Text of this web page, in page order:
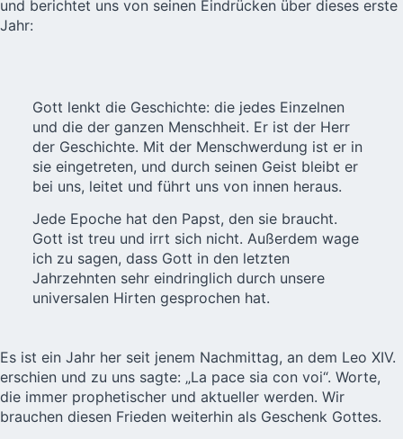
und berichtet uns von seinen Eindrücken über dieses erste
Jahr:
Gott lenkt die Geschichte: die jedes Einzelnen
und die der ganzen Menschheit. Er ist der Herr
der Geschichte. Mit der Menschwerdung ist er in
sie eingetreten, und durch seinen Geist bleibt er
bei uns, leitet und führt uns von innen heraus.
Jede Epoche hat den Papst, den sie braucht.
Gott ist treu und irrt sich nicht. Außerdem wage
ich zu sagen, dass Gott in den letzten
Jahrzehnten sehr eindringlich durch unsere
universalen Hirten gesprochen hat.
Es ist ein Jahr her seit jenem Nachmittag, an dem Leo XIV.
erschien und zu uns sagte: „La pace sia con voi“. Worte,
die immer prophetischer und aktueller werden. Wir
brauchen diesen Frieden weiterhin als Geschenk Gottes.